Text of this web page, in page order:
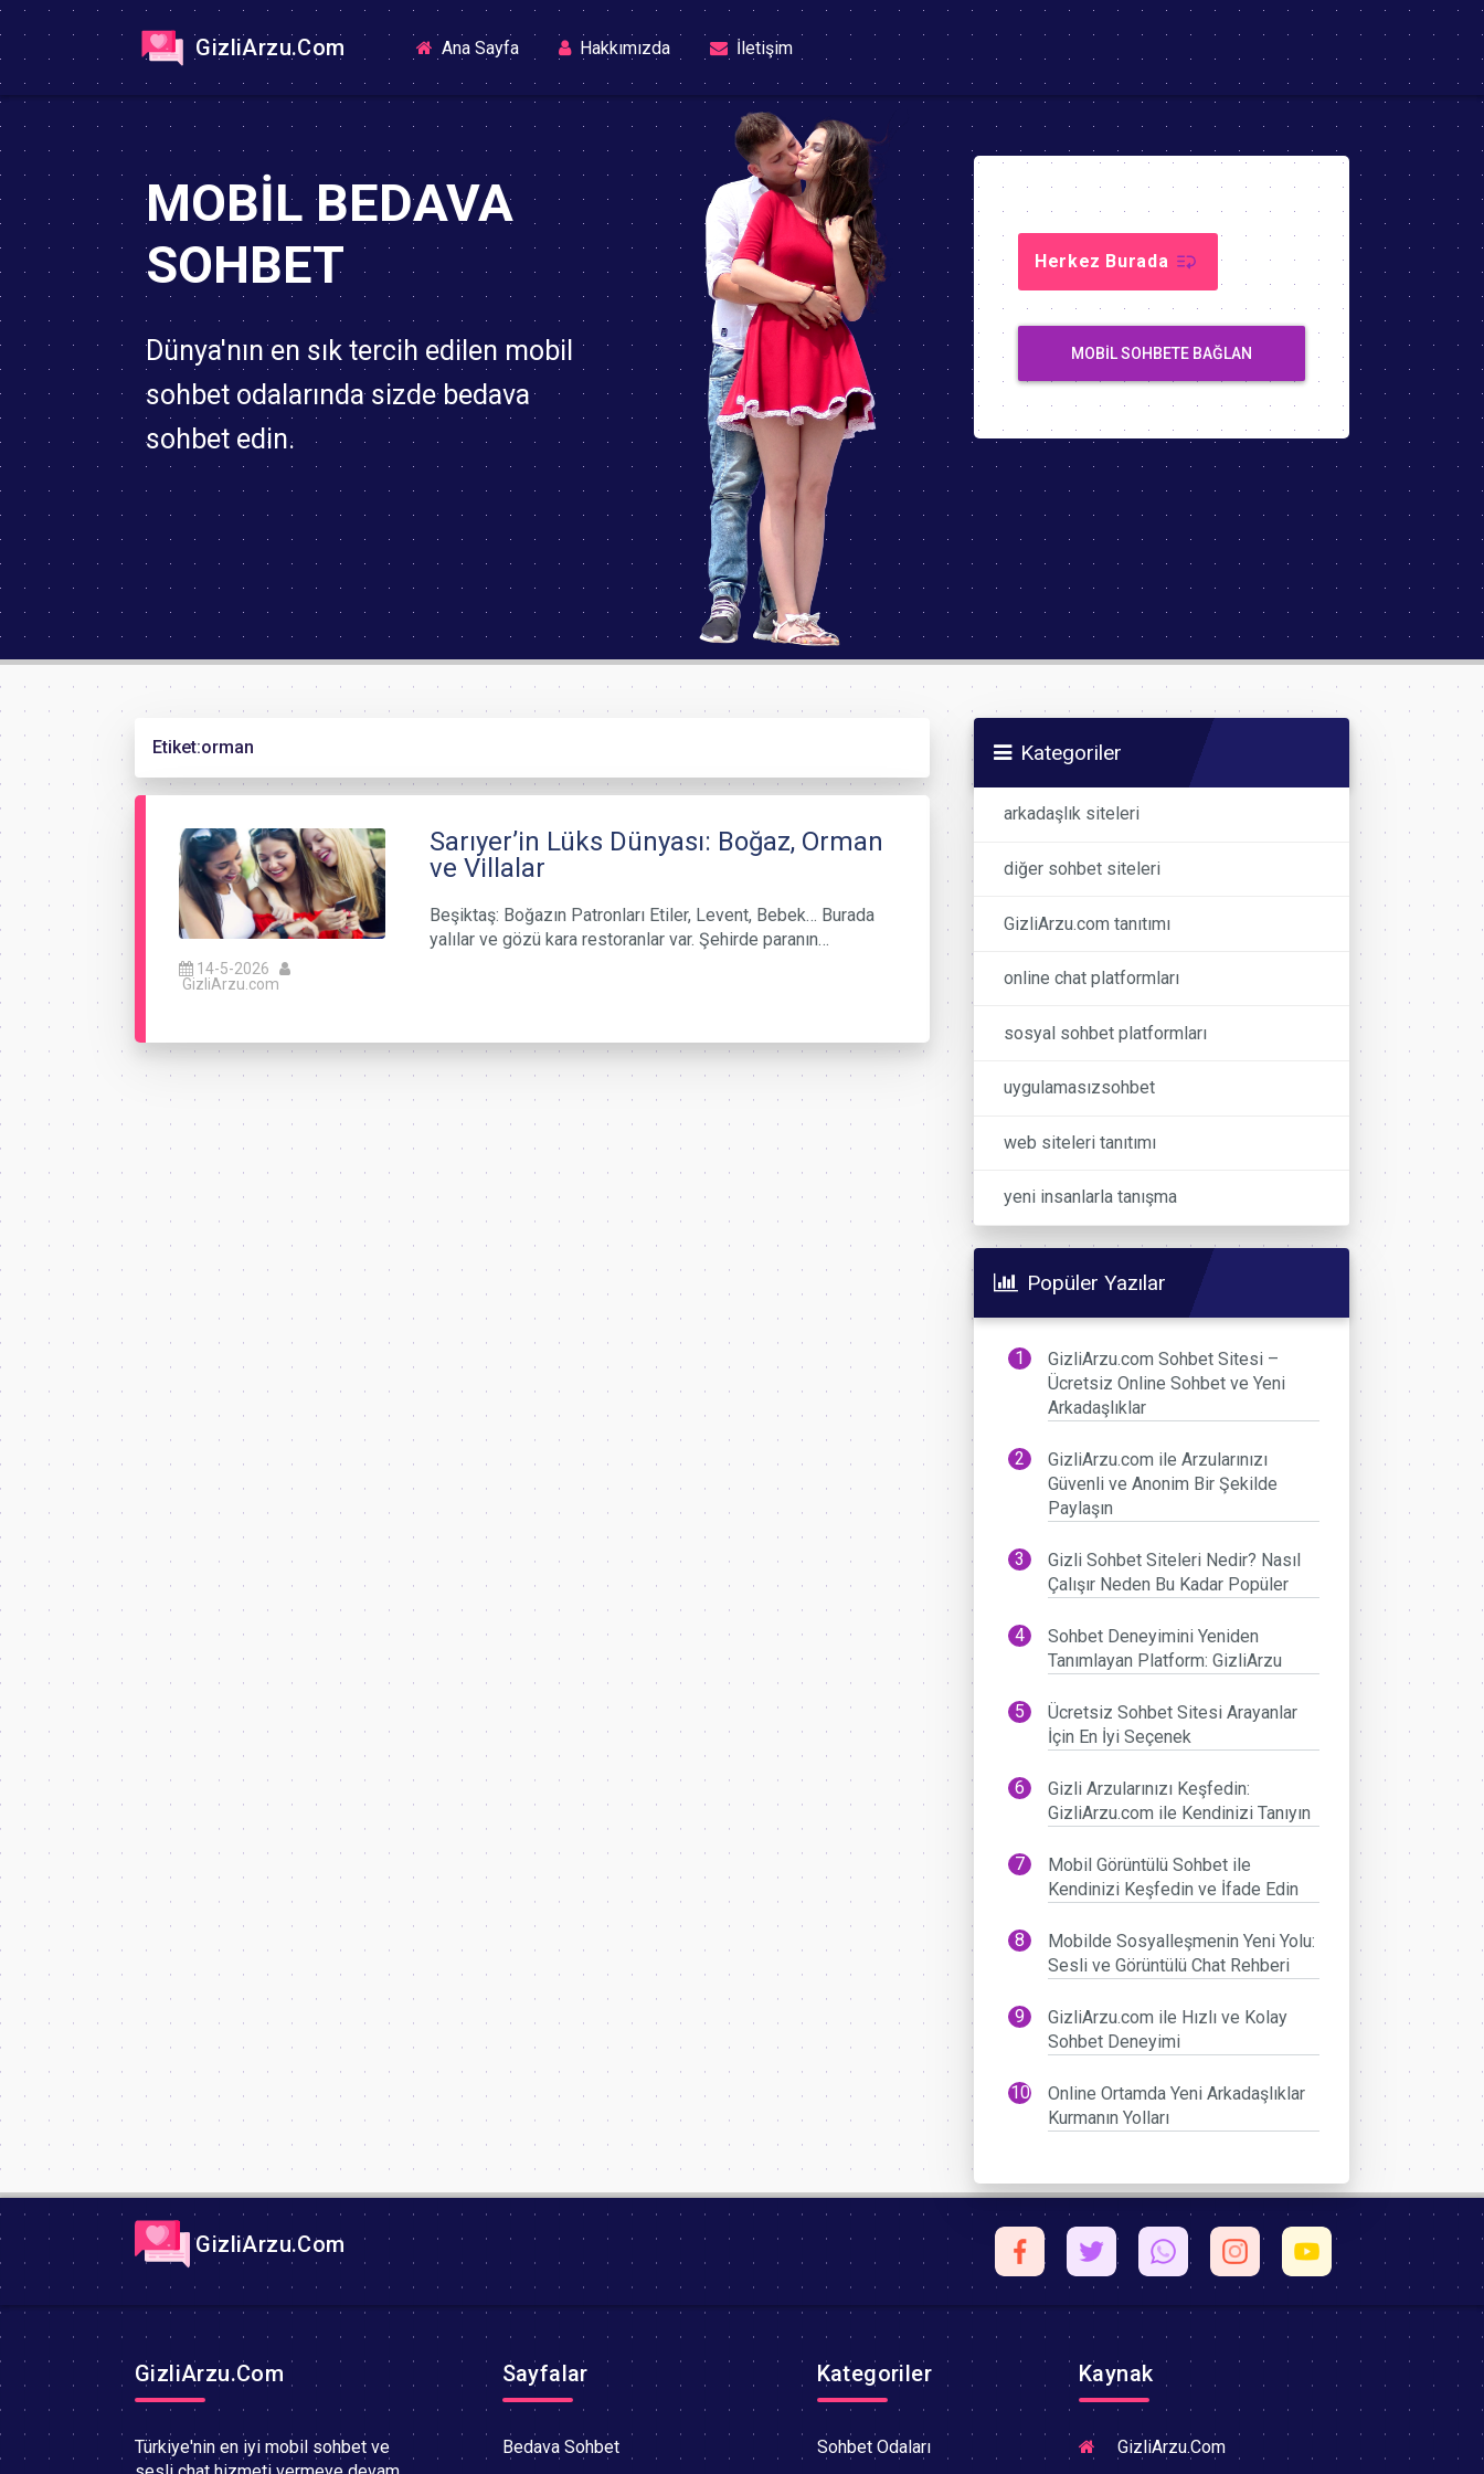
GizliArzu.Com Ana Sayfa(current)Hakkımızda İletişim
MOBIL BEDAVA
SOHBET
Dünya'nın en sık tercih edilen mobil
sohbet odalarında sizde bedava
sohbet edin.
Herkez Burada
MOBIL SOHBETE BAĞLAN
Etiket:orman
14-5-2026
GizliArzu.com
Sarıyer’in Lüks Dünyası: Boğaz, Orman
ve Villalar
Beşiktaş: Boğazın Patronları Etiler, Levent, Bebek… Burada
yalılar ve gözü kara restoranlar var. Şehirde paranın…
Kategoriler
arkadaşlık siteleri
diğer sohbet siteleri
GizliArzu.com tanıtımı
online chat platformları
sosyal sohbet platformları
uygulamasızsohbet
web siteleri tanıtımı
yeni insanlarla tanışma
Popüler Yazılar
GizliArzu.com Sohbet Sitesi –
Ücretsiz Online Sohbet ve Yeni
Arkadaşlıklar
GizliArzu.com ile Arzularınızı
Güvenli ve Anonim Bir Şekilde
Paylaşın
Gizli Sohbet Siteleri Nedir? Nasıl
Çalışır Neden Bu Kadar Popüler
Sohbet Deneyimini Yeniden
Tanımlayan Platform: GizliArzu
Ücretsiz Sohbet Sitesi Arayanlar
İçin En İyi Seçenek
Gizli Arzularınızı Keşfedin:
GizliArzu.com ile Kendinizi Tanıyın
Mobil Görüntülü Sohbet ile
Kendinizi Keşfedin ve İfade Edin
Mobilde Sosyalleşmenin Yeni Yolu:
Sesli ve Görüntülü Chat Rehberi
GizliArzu.com ile Hızlı ve Kolay
Sohbet Deneyimi
Online Ortamda Yeni Arkadaşlıklar
Kurmanın Yolları
GizliArzu.Com
GizliArzu.Com
Türkiye'nin en iyi mobil sohbet ve
Sayfalar
Bedava Sohbet
Kategoriler
Sohbet Odaları
Kaynak
GizliArzu.Com